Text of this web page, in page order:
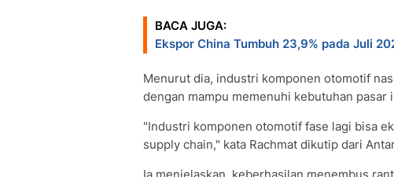
BACA JUGA:
Ekspor China Tumbuh 23,9% pada Juli
Menurut dia, industri komponen otomotif
dengan mampu memenuhi kebutuhan pasar
"Industri komponen otomotif fase lagi bisa
supply chain," kata Rachmat dikutip dari